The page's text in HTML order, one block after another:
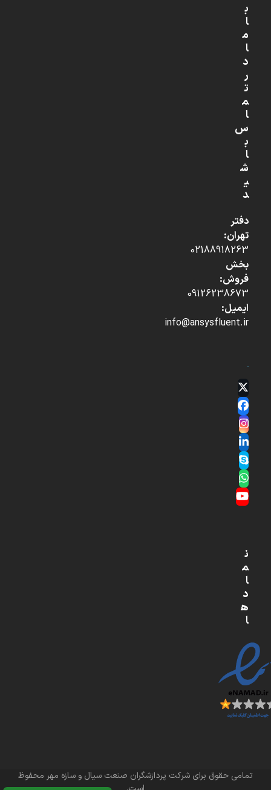
ب
ا
م
ا
د
ر
ت
م
ا
س
ب
ا
ش
ی
د
دفتر
تهران:
02188918263
بخش
فروش:
09126238673
ایمیل:
info@ansysfluent.ir
Twitter
(deprecated)
Facebook
Instagram
LinkedIn
Skype
Whatsapp
YouTube
ن
م
ا
د
ه
ا
تمامی حقوق برای شرکت پردازشگران صنعت سیال و سازه مهر محفوظ